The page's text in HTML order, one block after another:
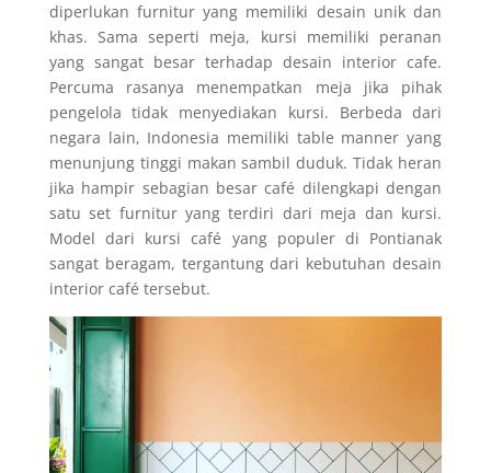
diperlukan furnitur yang memiliki desain unik dan
khas. Sama seperti meja, kursi memiliki peranan
yang sangat besar terhadap desain interior cafe.
Percuma rasanya menempatkan meja jika pihak
pengelola tidak menyediakan kursi. Berbeda dari
negara lain, Indonesia memiliki table manner yang
menunjung tinggi makan sambil duduk. Tidak heran
jika hampir sebagian besar café dilengkapi dengan
satu set furnitur yang terdiri dari meja dan kursi.
Model dari kursi café yang populer di Pontianak
sangat beragam, tergantung dari kebutuhan desain
interior café tersebut.